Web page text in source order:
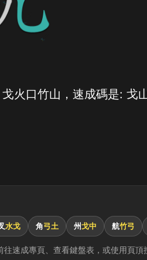
戈火口竹山，速成碼是: 戈
水戈 角弓土 州戈中 航竹弓
速成專頁、查看鍵盤表，或使用頁頂